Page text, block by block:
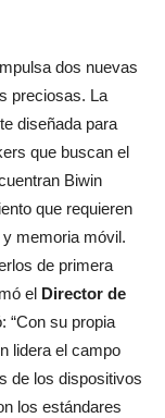
dos nuevas
preciosas. La
diseñada para
que buscan el
Biwin
que requieren
memoria móvil.
de primera
el Director de
“Con su propia
lidera el campo
de los dispositivos
los estándares